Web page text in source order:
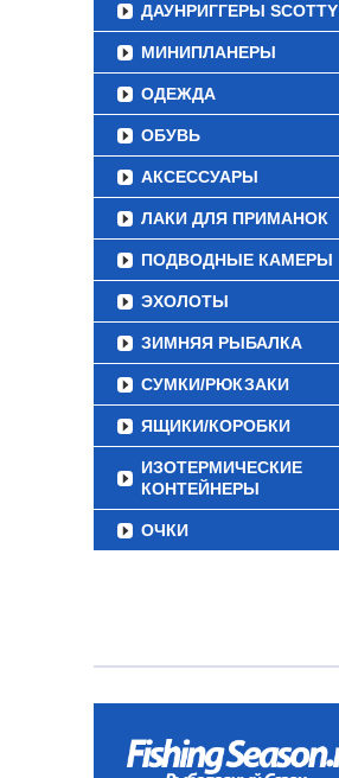
ДАУНРИГГЕРЫ SCOTTY
МИНИПЛАНЕРЫ
ОДЕЖДА
ОБУВЬ
АКСЕССУАРЫ
ЛАКИ ДЛЯ ПРИМАНОК
ПОДВОДНЫЕ КАМЕРЫ
ЭХОЛОТЫ
ЗИМНЯЯ РЫБАЛКА
СУМКИ/РЮКЗАКИ
ЯЩИКИ/КОРОБКИ
ИЗОТЕРМИЧЕСКИЕ
КОНТЕЙНЕРЫ
ОЧКИ